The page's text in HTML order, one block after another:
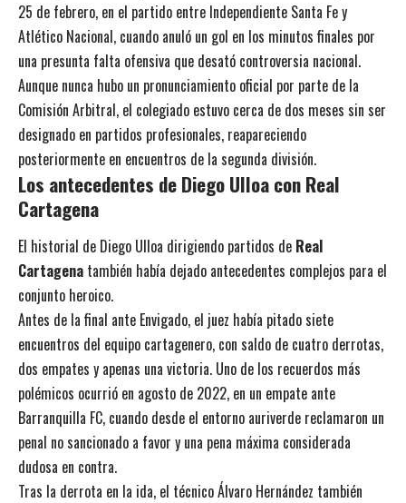
25 de febrero, en el partido entre Independiente Santa Fe y
Atlético Nacional, cuando anuló un gol en los minutos finales por
una presunta falta ofensiva que desató controversia nacional.
Aunque nunca hubo un pronunciamiento oficial por parte de la
Comisión Arbitral, el colegiado estuvo cerca de dos meses sin ser
designado en partidos profesionales, reapareciendo
posteriormente en encuentros de la segunda división.
Los antecedentes de Diego Ulloa con Real
Cartagena
El historial de Diego Ulloa dirigiendo partidos de Real
Cartagena también había dejado antecedentes complejos para el
conjunto heroico.
Antes de la final ante Envigado, el juez había pitado siete
encuentros del equipo cartagenero, con saldo de cuatro derrotas,
dos empates y apenas una victoria. Uno de los recuerdos más
polémicos ocurrió en agosto de 2022, en un empate ante
Barranquilla FC, cuando desde el entorno auriverde reclamaron un
penal no sancionado a favor y una pena máxima considerada
dudosa en contra.
Tras la derrota en la ida, el técnico Álvaro Hernández también